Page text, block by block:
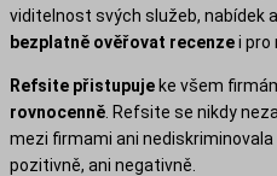
viditelnost svých služeb, nabídek
bezplatně ověřovat recenzei pro
Refsite přistupuje ke všem
rovnocenně . Refsite se nikdy
mezi firmami ani
pozitivně, ani negativně.